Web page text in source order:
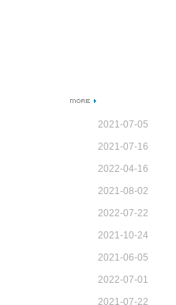
2021-07-05
2021-07-16
2022-04-16
2021-08-02
2022-07-22
2021-10-24
2021-06-05
2022-07-01
2021-07-22